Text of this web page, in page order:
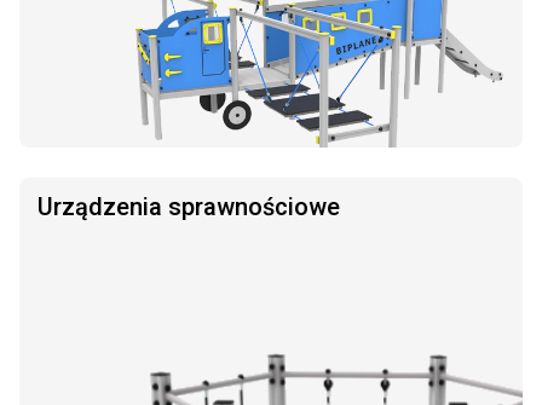
Urządzenia sprawnościowe